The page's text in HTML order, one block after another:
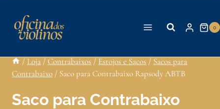
0
/ Loja / Contrabaixos / Estojos e Sacos / Sacos para
Contrabaixo / Saco para Contrabaixo Rapsody ABTB
Saco para Contrabaixo